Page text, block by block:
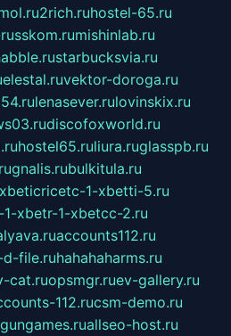
2rich.ruhostel-65.ru
mishinlab.ru
starbucksvia.ru
elestal.ruvektor-doroga.ru
lenasever.rulovinskix.ru
discofoxworld.ru
hostel65.ruliura.ruglasspb.ru
gnalis.rubulkitula.ru
1-xbetti-5.ru
xbetr-1-xbetcc-2.ru
accounts112.ru
d-file.ruhahahaharms.ru
cat.ruopsmgr.ruev-gallery.ru
112.rucsm-demo.ru
allseo-host.ru